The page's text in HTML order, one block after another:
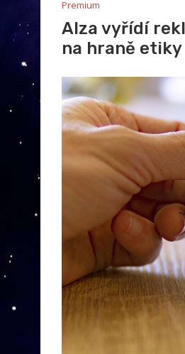
Premium
Alza vyřídí
na hraně etiky